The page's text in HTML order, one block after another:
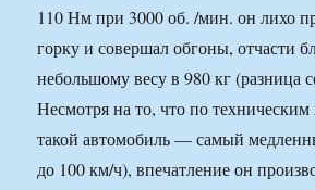
110 Нм при 3000 об. /мин. он лихо
горку и совершал обгоны, отчасти
небольшому весу в 980 кг (разница
Несмотря на то, что по техническим
такой автомобиль — самый
до 100 км/ч), впечатление он